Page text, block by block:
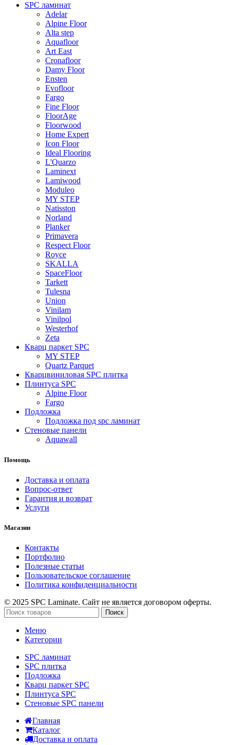
SPC ламинат
Adelar
Alpine Floor
Alta step
Aquafloor
Art East
Cronafloor
Damy Floor
Ensten
Evofloor
Fargo
Fine Floor
FloorAge
Floorwood
Home Expert
Icon Floor
Ideal Flooring
L'Quarzo
Laminext
Lamiwood
Moduleo
MY STEP
Natisston
Norland
Planker
Primavera
Respect Floor
Royce
SKALLA
SpaceFloor
Tarkett
Tulesna
Union
Vinilam
Vinilpol
Westerhof
Zeta
Кварц паркет SPC
MY STEP
Quartz Parquet
Кварцвиниловая SPC плитка
Плинтуса SPC
Alpine Floor
Fargo
Подложка
Подложка под spc ламинат
Стеновые панели
Aquawall
Помощь
Доставка и оплата
Вопрос-ответ
Гарантия и возврат
Услуги
Магазин
Контакты
Портфолио
Полезные статьи
Пользовательское соглашение
Политика конфиденциальности
© 2025 SPC Laminate. Сайт не является договором оферты.
Поиск
Меню
Категории
SPC ламинат
SPC плитка
Подложка
Кварц паркет SPC
Плинтуса SPC
Стеновые SPC панели
Главная
Каталог
Доставка и оплата